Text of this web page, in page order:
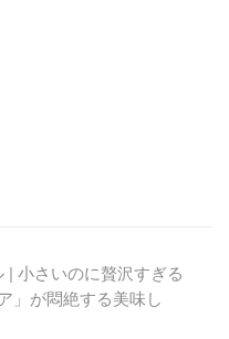
| 小さいのに贅沢すぎる
」が悶絶する美味し